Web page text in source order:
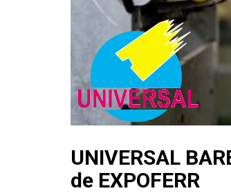
UNIVERSAL
de EXPOFERR